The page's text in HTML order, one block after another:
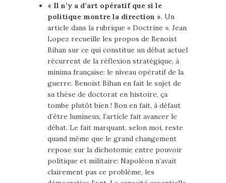
« Il n’y a d’art opératif que si le
politique montre la direction ». Un
article dans la rubrique « Doctrine ». Jean
Lopez recueille les propos de Benoist
Bihan sur ce qui constitue un débat actuel
récurrent de la réflexion stratégique, à
minima française: le niveau opératif de la
guerre. Benoist Bihan en fait le sujet de
sa thèse de doctorat en histoire, ça
tombe plutôt bien ! Bon en fait, à défaut
d’être lumineux, l’article fait avancer le
débat. Le fait marquant, selon moi, reste
quand même que le grand changement
repose sur la dichotomie entre pouvoir
politique et militaire: Napoléon n’avait
clairement pas ce problème, les